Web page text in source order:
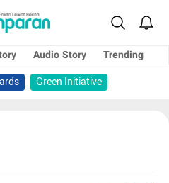
Audio Story
Trending
Green Initiative